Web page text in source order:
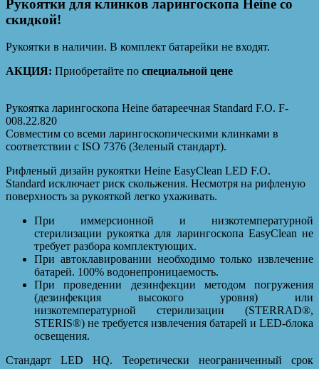
Рукоятки для клинков ларингоскопа Heine со
скидкой!
Рукоятки в наличии. В комплект батарейки не входят.
АКЦИЯ: Приобретайте по специальной цене
Рукоятка ларингоскопа Heine батареечная Standard F.O. F-
008.22.820
Совместим со всеми ларингоскопическими клинками в
соответствии с ISO 7376 (Зеленый стандарт).
Рифленый дизайн рукоятки Heine EasyClean LED F.O.
Standard исключает риск скольжения. Несмотря на рифленую
поверхность за рукояткой легко ухаживать.
При иммерсионной и низкотемпературной
стерилизации рукоятка для ларингоскопа EasyClean не
требует разбора комплектующих.
При автоклавировании необходимо только извлечение
батарей. 100% водонепроницаемость.
При проведении дезинфекции методом погружения
(дезинфекция высокого уровня) или
низкотемпературной стерилизации (STERRAD®,
STERIS®) не требуется извлечения батарей и LED-блока
освещения.
Стандарт LED HQ. Теоретически неограниченный срок